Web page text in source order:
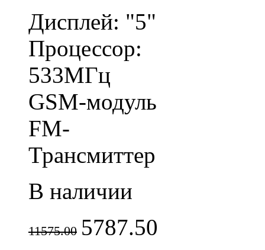
Дисплей: "5"
Процессор:
533МГц
GSM-модуль
FM-
Трансмиттер
В наличии
11575.00 5787.50